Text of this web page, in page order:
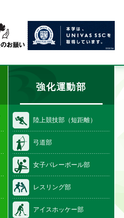
強化運動部
陸上競技部（短距離）
弓道部
女子バレーボール部
レスリング部
アイスホッケー部